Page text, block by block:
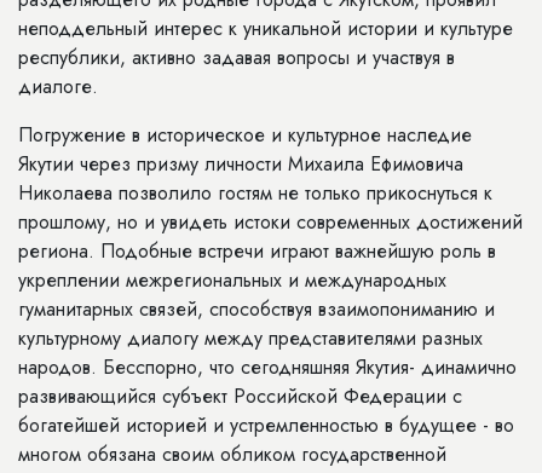
неподдельный интерес к уникальной истории и культуре
республики, активно задавая вопросы и участвуя в
диалоге.
Погружение в историческое и культурное наследие
Якутии через призму личности Михаила Ефимовича
Николаева позволило гостям не только прикоснуться к
прошлому, но и увидеть истоки современных достижений
региона. Подобные встречи играют важнейшую роль в
укреплении межрегиональных и международных
гуманитарных связей, способствуя взаимопониманию и
культурному диалогу между представителями разных
народов. Бесспорно, что сегодняшняя Якутия- динамично
развивающийся субъект Российской Федерации с
богатейшей историей и устремленностью в будущее - во
многом обязана своим обликом государственной